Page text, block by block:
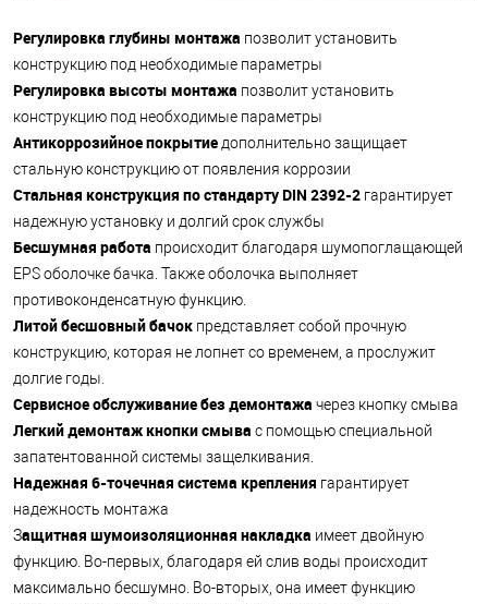
Регулировка глубины монтажа позволит установить
конструкцию под необходимые параметры
Регулировка высоты монтажа позволит установить
конструкцию под необходимые параметры
Антикоррозийное покрытие дополнительно защищает
стальную конструкцию от появления коррозии
Стальная конструкция по стандарту DIN 2392-2 гарантирует
надежную установку и долгий срок службы
Бесшумная работа происходит благодаря шумопоглащающей
EPS оболочке бачка. Также оболочка выполняет
противоконденсатную функцию.
Литой бесшовный бачок представляет собой прочную
конструкцию, которая не лопнет со временем, а прослужит
долгие годы.
Сервисное обслуживание без демонтажа через кнопку смыва
Легкий демонтаж кнопки смыва с помощью специальной
запатентованной системы защелкивания.
Надежная 6-точечная система крепления гарантирует
надежность монтажа
Защитная шумоизоляционная накладка имеет двойную
функцию. Во-первых, благодаря ей слив воды происходит
максимально бесшумно. Во-вторых, она имеет функцию